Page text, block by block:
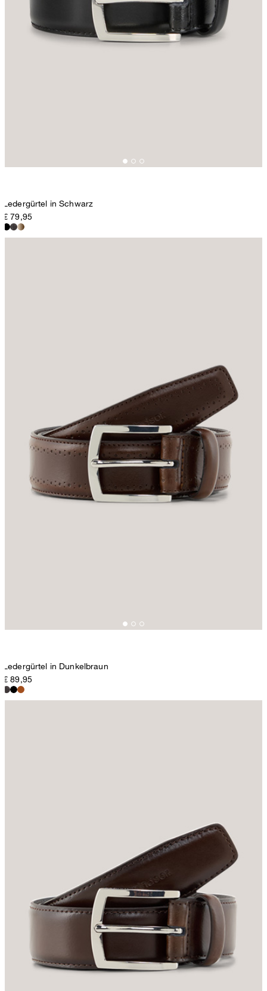
Ledergürtel in Schwarz
€ 79,95
Ledergürtel in Dunkelbraun
€ 89,95